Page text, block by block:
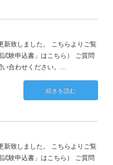
新致しました。 こちらよりご覧
験申込書」はこちら） ご質問
合わせください。...
続きを読む
新致しました。 こちらよりご覧
験申込書」はこちら） ご質問